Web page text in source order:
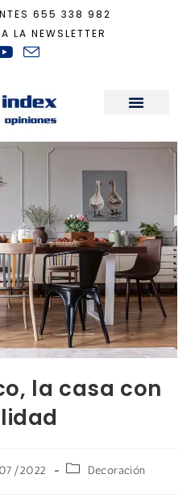
655 338 982
LA NEWSLETTER
la casa con
2022 Decoración